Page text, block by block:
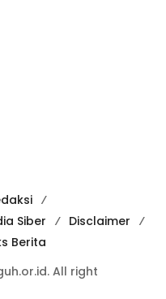
Siber
Disclaimer
Berita
All right